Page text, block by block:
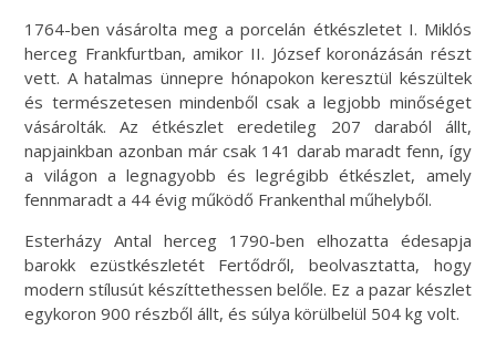
1764-ben vásárolta meg a porcelán étkészletet I. Miklós
herceg Frankfurtban, amikor II. József koronázásán részt
vett. A hatalmas ünnepre hónapokon keresztül készültek
és természetesen mindenből csak a legjobb minőséget
vásárolták. Az étkészlet eredetileg 207 daraból állt,
napjainkban azonban már csak 141 darab maradt fenn, így
a világon a legnagyobb és legrégibb étkészlet, amely
fennmaradt a 44 évig működő Frankenthal műhelyből.
Esterházy Antal herceg 1790-ben elhozatta édesapja
barokk ezüstkészletét Fertődről, beolvasztatta, hogy
modern stílusút készíttethessen belőle. Ez a pazar készlet
egykoron 900 részből állt, és súlya körülbelül 504 kg volt.